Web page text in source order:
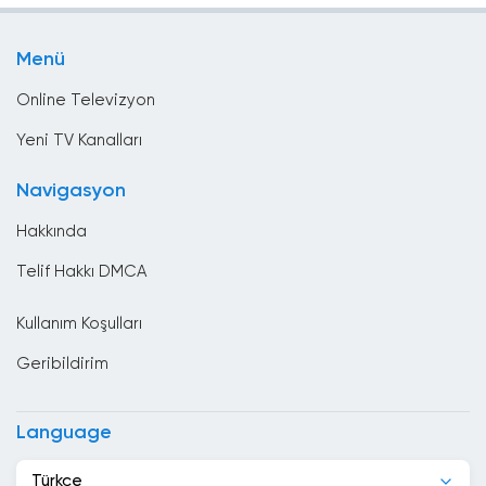
Cibuti
Menü
Online Televizyon
Yeni TV Kanalları
Navigasyon
Hakkında
Telif Hakkı DMCA
Kullanım Koşulları
Geribildirim
Language
Türkçe